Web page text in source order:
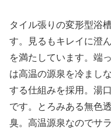
タイル張りの変形型浴
す。見るもキレイに澄
を満たしています。端
は高温の源泉を冷まし
する仕組みを採用。湯
です。とろみある無色
臭。高温源泉なのでサ